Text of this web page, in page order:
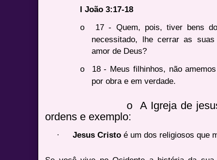
I João 3:17-18
o
17 - Quem, pois, tiver bens
necessitado, lhe cerrar as
amor de Deus?
o
18 - Meus filhinhos, não
por obra e em verdade.
o
A Igreja de
ordens e exemplo:
· Jesus Cristoé um dos religiosos que